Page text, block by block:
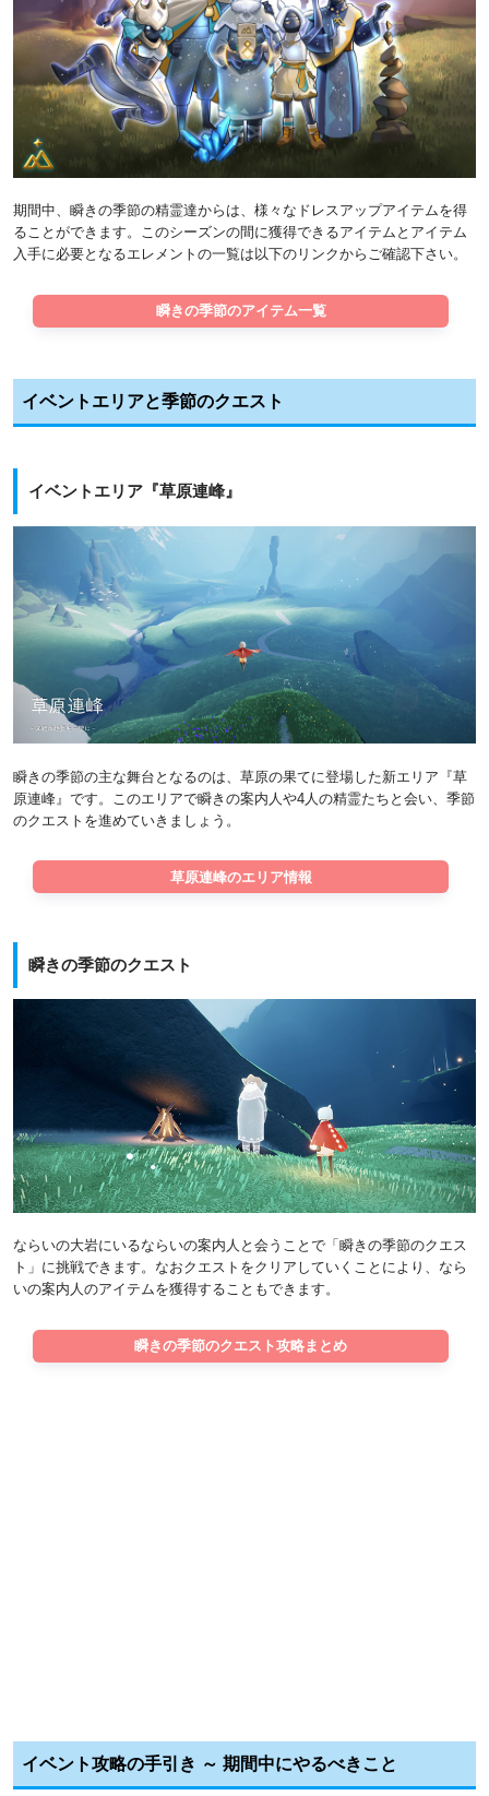
期間中、瞬きの季節の精霊達からは、様々なドレスアップアイテムを得
ることができます。このシーズンの間に獲得できるアイテムとアイテム
入手に必要となるエレメントの一覧は以下のリンクからご確認下さい。
瞬きの季節のアイテム一覧
イベントエリアと季節のクエスト
イベントエリア『草原連峰』
瞬きの季節の主な舞台となるのは、草原の果てに登場した新エリア『草
原連峰』です。このエリアで瞬きの案内人や4人の精霊たちと会い、季節
のクエストを進めていきましょう。
草原連峰のエリア情報
瞬きの季節のクエスト
ならいの大岩にいるならいの案内人と会うことで「瞬きの季節のクエス
ト」に挑戦できます。なおクエストをクリアしていくことにより、なら
いの案内人のアイテムを獲得することもできます。
瞬きの季節のクエスト攻略まとめ
イベント攻略の手引き ～ 期間中にやるべきこと